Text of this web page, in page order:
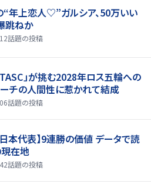
“年上恋人♡”ガルシア、50万いい
跳ねか
話題の投稿
」が挑む2028年ロス五輪への
チの人間性に惹かれて結成
話題の投稿
本代表】9連勝の価値 データで読
在地
話題の投稿